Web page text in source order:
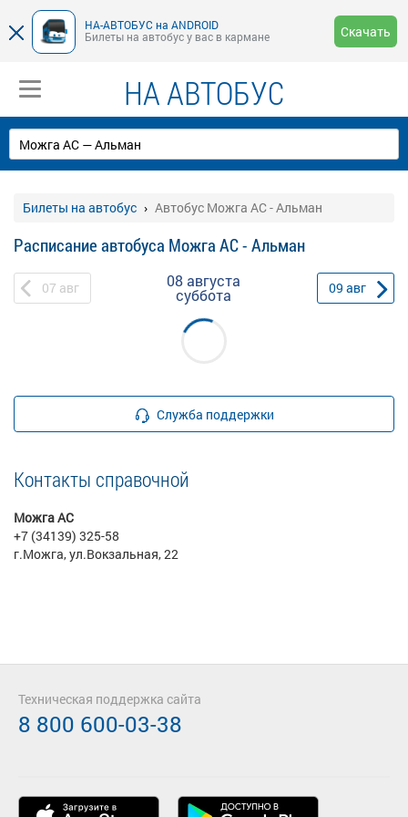
НА-АВТОБУС на ANDROID
Билеты на автобус у вас в кармане
Скачать
НА АВТОБУС
Билеты на автобус Автобус Можга АС - Альман
Расписание автобуса Можга АС - Альман
07 авг 08 августа
суббота 09 авг
Служба поддержки
Контакты справочной
Можга АС
+7 (34139) 325-58
г.Можга, ул.Вокзальная, 22
Техническая поддержка сайта
8 800 600-03-38